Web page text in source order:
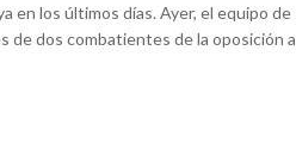
en los últimos días. Ayer, el equipo de
de dos combatientes de la oposición a